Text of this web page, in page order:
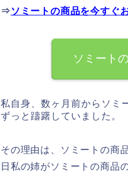
⇒ ソミートの商品を今すぐ
ソミート
私自身、数ヶ月前からソミ
ずっと躊躇していました。
その理由は、ソミートの商
日私の姉がソミートの商品